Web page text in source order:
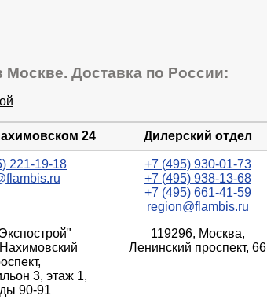
Доставка по России:
24 Дилерский отдел
221-19-18
+7 (495) 930-01-73
+7 (495) 938-13-68
+7 (495) 661-41-59
region@flambis.ru
3, этаж 1,
90-91
119296, Москва,
Ленинский проспект, 66